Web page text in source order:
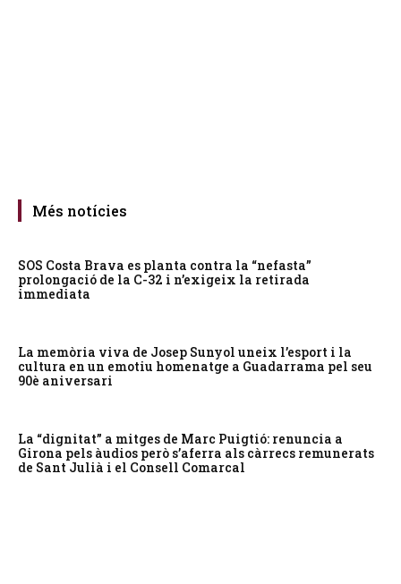
Més notícies
SOS Costa Brava es planta contra la “nefasta”
prolongació de la C-32 i n’exigeix la retirada
immediata
La memòria viva de Josep Sunyol uneix l’esport i la
cultura en un emotiu homenatge a Guadarrama pel seu
90è aniversari
La “dignitat” a mitges de Marc Puigtió: renuncia a
Girona pels àudios però s’aferra als càrrecs remunerats
de Sant Julià i el Consell Comarcal